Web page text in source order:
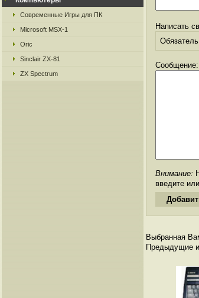
Современные Игры для ПК
Microsoft MSX-1
Oric
Sinclair ZX-81
ZX Spectrum
Написать
Сообщение:
Внимание:
введите
Выбранная
Предыдущие